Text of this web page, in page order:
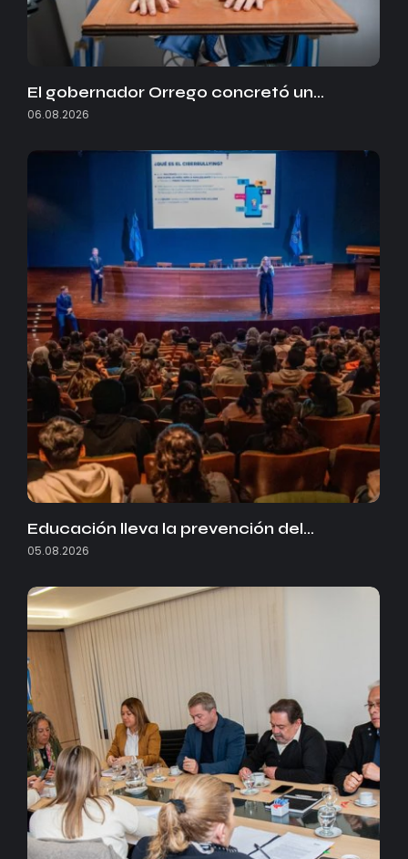
El gobernador Orrego concretó un…
06.08.2026
Educación lleva la prevención del…
05.08.2026